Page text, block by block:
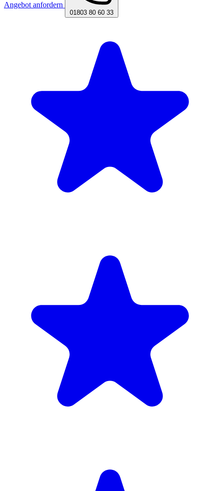
Angebot anfordern
01803 80 60 33